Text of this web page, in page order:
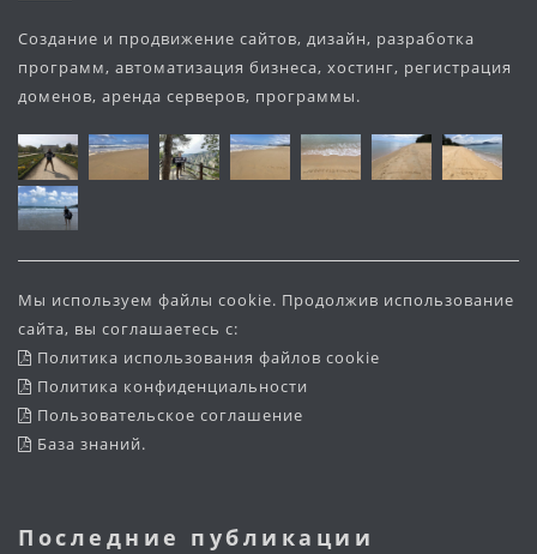
Создание и продвижение сайтов, дизайн, разработка
программ, автоматизация бизнеса, хостинг, регистрация
доменов, аренда серверов, программы.
Мы используем файлы cookie. Продолжив использование
сайта, вы соглашаетесь с:
Политика использования файлов cookie
Политика конфиденциальности
Пользовательское соглашение
База знаний.
Последние публикации